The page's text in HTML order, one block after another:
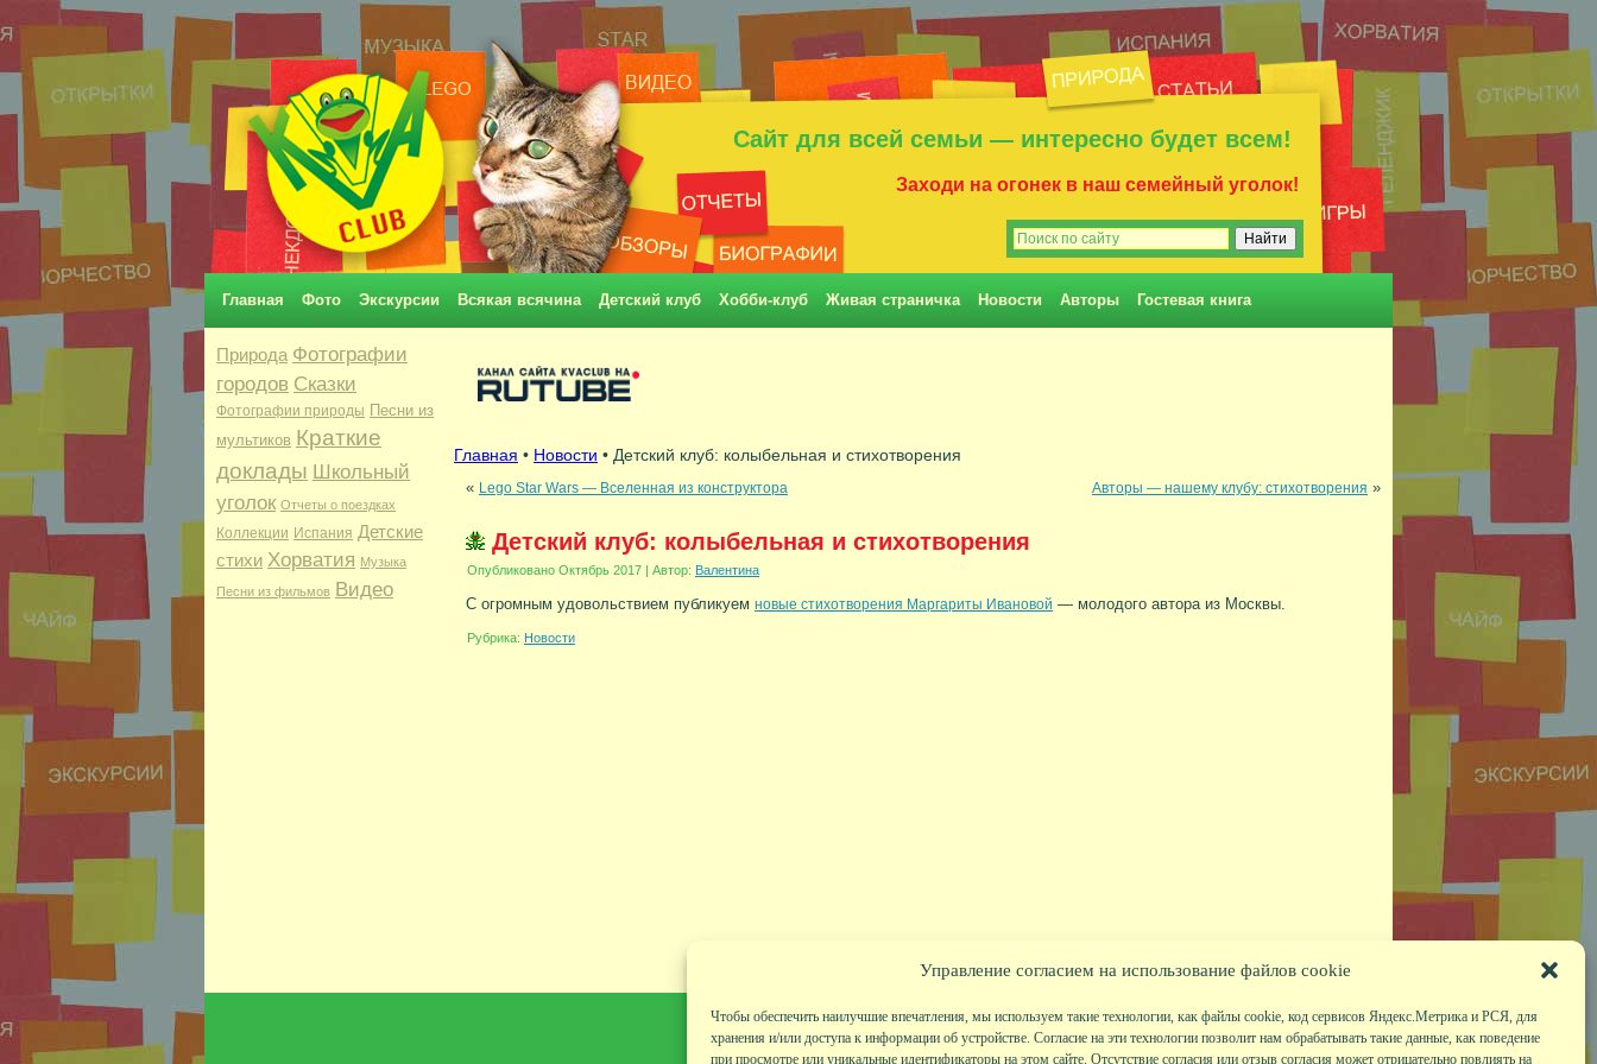
Управление согласием на использование файлов cookie
Чтобы обеспечить наилучшие впечатления, мы используем такие технологии, как файлы cookie, код сервисов Яндекс.Метрика и РСЯ, для
хранения и/или доступа к информации об устройстве. Согласие на эти технологии позволит нам обрабатывать такие данные, как поведение
при просмотре или уникальные идентификаторы на этом сайте. Отсутствие согласия или отзыв согласия может отрицательно повлиять на
Сайт для всей семьи — интересно будет всем!
Заходи на огонек в наш семейный уголок!
Главная Фото Экскурсии Всякая всячина Детский клуб Хобби-клуб Живая страничка Новости Авторы Гостевая книга
Природа Фотографии
городов Сказки
Фотографии природы Песни из
мультиков Краткие
доклады Школьный
уголок Отчеты о поездках
Коллекции Испания Детские
стихи Хорватия Музыка
Песни из фильмов Видео
Главная • Новости • Детский клуб: колыбельная и стихотворения
« Lego Star Wars — Вселенная из конструктора Авторы — нашему клубу: стихотворения »
Детский клуб: колыбельная и стихотворения
Опубликовано Октябрь 2017 | Автор: Валентина
С огромным удовольствием публикуем новые стихотворения Маргариты Ивановой — молодого автора из Москвы.
Рубрика: Новости